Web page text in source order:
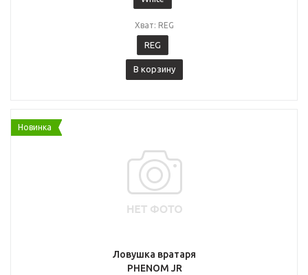
Хват: REG
REG
В корзину
Новинка
Ловушка вратаря
PHENOM JR